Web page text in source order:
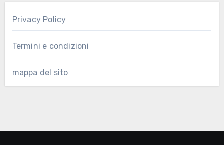
Privacy Policy
Termini e condizioni
mappa del sito